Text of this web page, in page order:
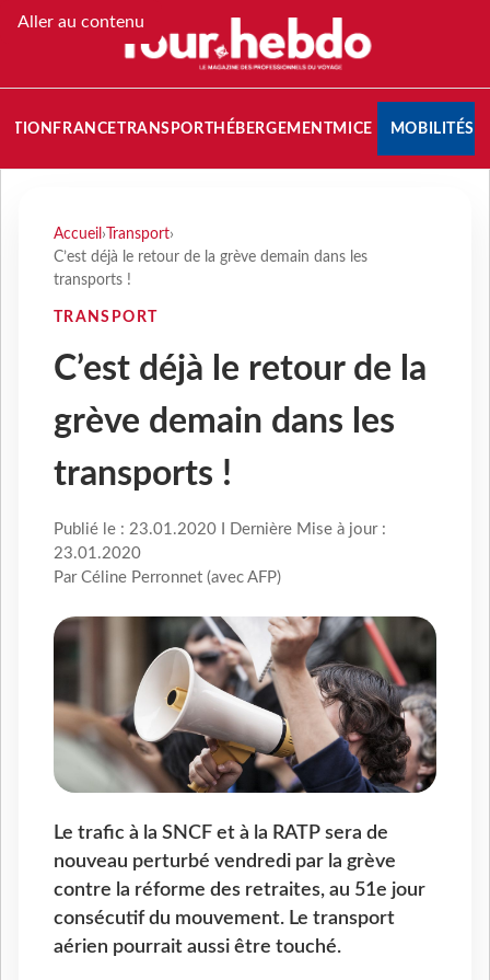
Aller au contenu
FRANCETRANSPORT HÉBERGEMENTMICE MOBILITÉS
Accueil › Transport›
C’est déjà le retour de la grève demain dans les
transports !
TRANSPORT
C’est déjà le retour de la
grève demain dans les
transports !
Publié le : 23.01.2020 I Dernière Mise à jour :
23.01.2020
Par Céline Perronnet (avec AFP)
Le trafic à la SNCF et à la RATP sera de
nouveau perturbé vendredi par la grève
contre la réforme des retraites, au 51e jour
consécutif du mouvement. Le transport
aérien pourrait aussi être touché.